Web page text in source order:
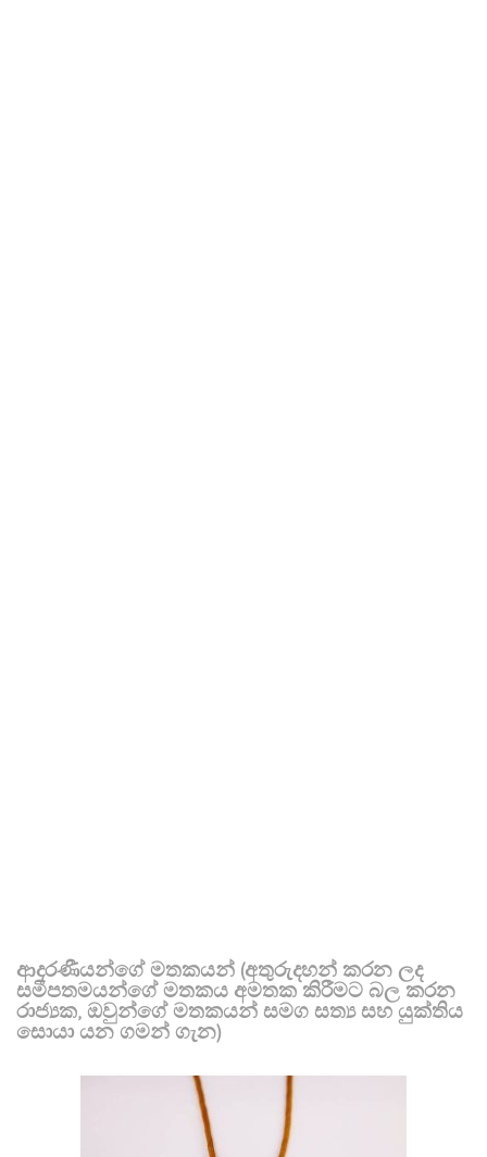
ආදරණීයන්ගේ මතකයන් (අතුරුදහන් කරන ලද
සමීපතමයන්ගේ මතකය අමතක කිරීමට බල කරන
රාජ්‍යක, ඔවුන්ගේ මතකයන් සමග සත්‍ය සහ යුක්තිය
සොයා යන ගමන් ගැන)